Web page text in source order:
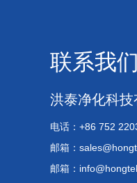
联系我们
洪泰净化科技
电话：+86 752
邮箱：
邮箱：